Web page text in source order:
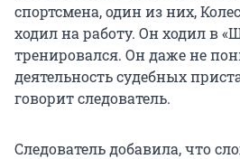
спортсмена, один из них,
ходил на работу. Он ходил в
тренировался. Он даже не
деятельность судебных
говорит следователь.
Следователь добавила, что